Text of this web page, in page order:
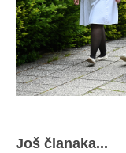
Još članaka...